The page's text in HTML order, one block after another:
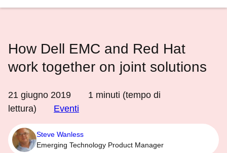
How Dell EMC and Red Hat
work together on joint solutions
21 giugno 2019 1 minuti (tempo di
lettura)
Eventi
Steve Wanless
Emerging Technology Product Manager